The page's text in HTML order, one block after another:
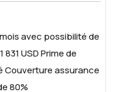
avec possibilité de
831 USDPrime de
Couverture assurance
80%